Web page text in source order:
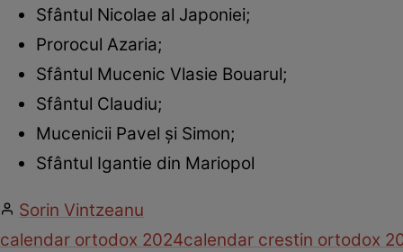
Sfântul Nicolae al Japoniei;
Prorocul Azaria;
Sfântul Mucenic Vlasie Bouarul;
Sfântul Claudiu;
Mucenicii Pavel și Simon;
Sfântul Igantie din Mariopol
Sorin Vintzeanu
calendar ortodox 2024calendar crestin ortodox